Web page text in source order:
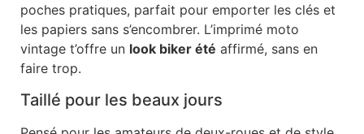
poches pratiques, parfait pour emporter les clés et
les papiers sans s’encombrer. L’imprimé moto
vintage t’offre un look biker été affirmé, sans en
faire trop.
Taillé pour les beaux jours